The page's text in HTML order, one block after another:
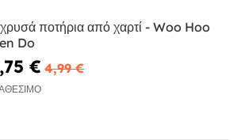
ποτήρια από χαρτί - Woo Hoo
Do
€ 4,99 €